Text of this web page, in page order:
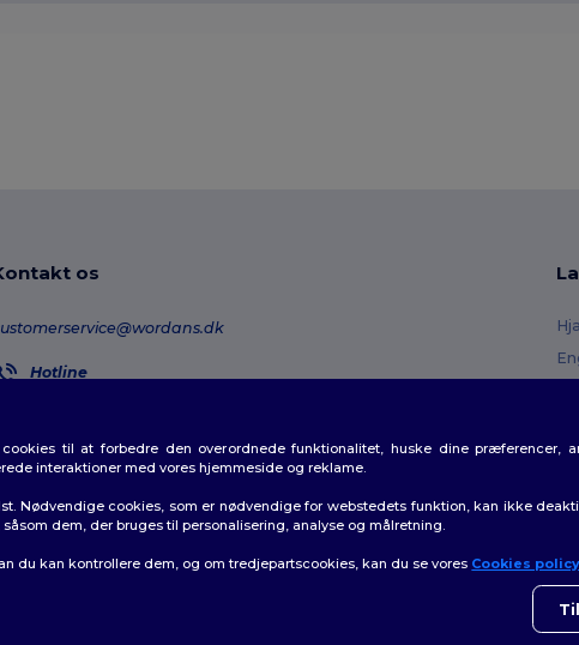
os
Hotline
Ordresporing
til at forbedre den overordnede funktionalitet, huske dine præferencer,
interaktioner med vores hjemmeside og reklame.
Nødvendige cookies, som er nødvendige for webstedets funktion, kan ikke
dem, der bruges til personalisering, analyse og målretning.
du kan kontrollere dem, og om tredjepartscookies, kan du se vores Cookies policy
👋